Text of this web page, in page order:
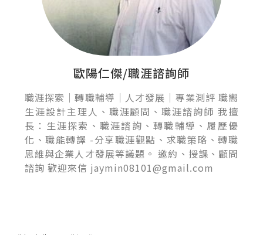
歐陽仁傑/職涯諮詢師
職涯探索｜轉職輔導｜人才發展｜專業測評 職嚮
生涯設計主理人、職涯顧問、職涯諮詢師 我擅
長：生涯探索、職涯諮詢、轉職輔導、履歷優
化、職能轉譯 -分享職涯觀點、求職策略、轉職
思維與企業人才發展等議題。 邀約、授課、顧問
諮詢 歡迎來信 jaymin08101@gmail.com